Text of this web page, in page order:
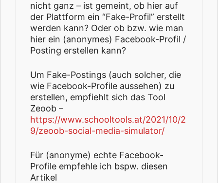
nicht ganz – ist gemeint, ob hier auf
der Plattform ein “Fake-Profil” erstellt
werden kann? Oder ob bzw. wie man
hier ein (anonymes) Facebook-Profil /
Posting erstellen kann?
Um Fake-Postings (auch solcher, die
wie Facebook-Profile aussehen) zu
erstellen, empfiehlt sich das Tool
Zeoob –
https://www.schooltools.at/2021/10/2
9/zeoob-social-media-simulator/
Für (anonyme) echte Facebook-
Profile empfehle ich bspw. diesen
Artikel